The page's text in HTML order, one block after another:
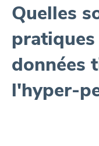
Quelles
données
l'hyper-